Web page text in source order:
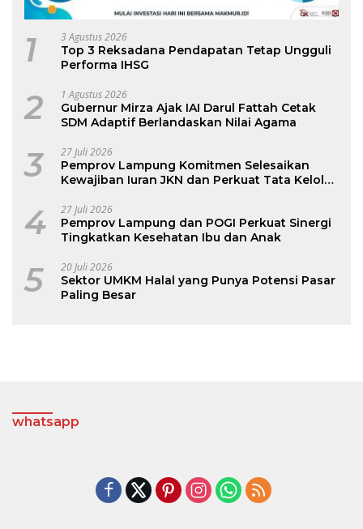
1 3 Agustus 2026
Top 3 Reksadana Pendapatan Tetap Ungguli
Performa IHSG
2 1 Agustus 2026
Gubernur Mirza Ajak IAI Darul Fattah Cetak
SDM Adaptif Berlandaskan Nilai Agama
3 27 Juli 2026
Pemprov Lampung Komitmen Selesaikan
Kewajiban Iuran JKN dan Perkuat Tata Kelola
4 27 Juli 2026
Pemprov Lampung dan POGI Perkuat Sinergi
Tingkatkan Kesehatan Ibu dan Anak
5 20 Juli 2026
Sektor UMKM Halal yang Punya Potensi Pasar
Paling Besar
whatsapp